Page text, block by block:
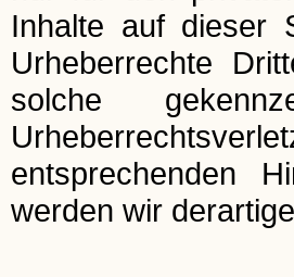
Inhalte auf dieser
Urheberrechte
solche
entsprechenden
werden wir